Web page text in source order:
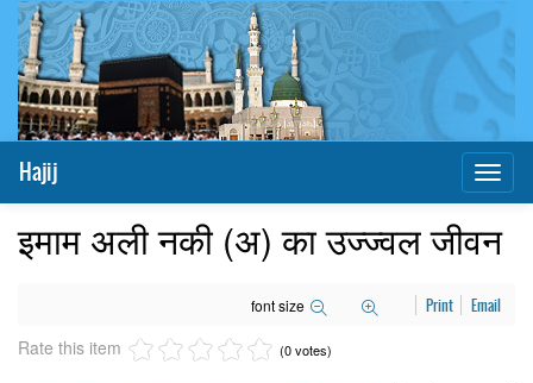
Hajij
इमाम अली नकी (अ) का उज्ज्वल जीवन
font size Print Email
Rate this item (0 votes)